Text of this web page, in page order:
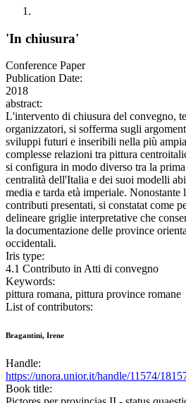
'In chiusura'
Conference Paper
Publication Date:
2018
abstract:
L'intervento di chiusura del convegno,
organizzatori, si sofferma sugli
sviluppi futuri e inseribili nella più
complesse relazioni tra pittura
si configura in modo diverso tra la
centralità dell'Italia e dei suoi modelli
media e tarda età imperiale. Nonostante
contributi presentati, si constatat come
delineare griglie interpretative che
la documentazione delle province
occidentali.
Iris type:
4.1 Contributo in Atti di convegno
Keywords:
pittura romana, pittura province romane
List of contributors:
Bragantini, Irene
Handle:
https://unora.unior.it/handle/11574/
Book title: